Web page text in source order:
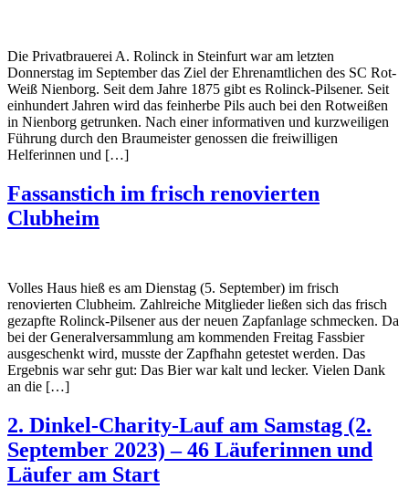
Die Privatbrauerei A. Rolinck in Steinfurt war am letzten
Donnerstag im September das Ziel der Ehrenamtlichen des SC Rot-
Weiß Nienborg. Seit dem Jahre 1875 gibt es Rolinck-Pilsener. Seit
einhundert Jahren wird das feinherbe Pils auch bei den Rotweißen
in Nienborg getrunken. Nach einer informativen und kurzweiligen
Führung durch den Braumeister genossen die freiwilligen
Helferinnen und […]
Fassanstich im frisch renovierten
Clubheim
Volles Haus hieß es am Dienstag (5. September) im frisch
renovierten Clubheim. Zahlreiche Mitglieder ließen sich das frisch
gezapfte Rolinck-Pilsener aus der neuen Zapfanlage schmecken. Da
bei der Generalversammlung am kommenden Freitag Fassbier
ausgeschenkt wird, musste der Zapfhahn getestet werden. Das
Ergebnis war sehr gut: Das Bier war kalt und lecker. Vielen Dank
an die […]
2. Dinkel-Charity-Lauf am Samstag (2.
September 2023) – 46 Läuferinnen und
Läufer am Start